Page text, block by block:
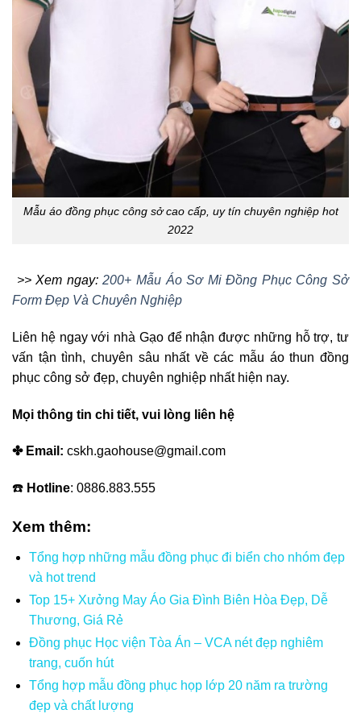
Mẫu áo đồng phục công sở cao cấp, uy tín chuyên nghiệp hot
2022
>> Xem ngay:200+ Mẫu Áo Sơ Mi Đồng Phục Công Sở
Form Đẹp Và Chuyên Nghiệp
Liên hệ ngay với nhà Gạo để nhận được những hỗ trợ, tư
vấn tận tình, chuyên sâu nhất về các mẫu áo thun đồng
phục công sở đẹp, chuyên nghiệp nhất hiện nay.
Mọi thông tin chi tiết, vui lòng liên hệ
✤ Email: cskh.gaohouse@gmail.com
☎️ Hotline: 0886.883.555
Xem thêm:
Tổng hợp những mẫu đồng phục đi biển cho nhóm đẹp
và hot trend
Top 15+ Xưởng May Áo Gia Đình Biên Hòa Đẹp, Dễ
Thương, Giá Rẻ
Đồng phục Học viện Tòa Án – VCA nét đẹp nghiêm
trang, cuốn hút
Tổng hợp mẫu đồng phục họp lớp 20 năm ra trường
đẹp và chất lượng